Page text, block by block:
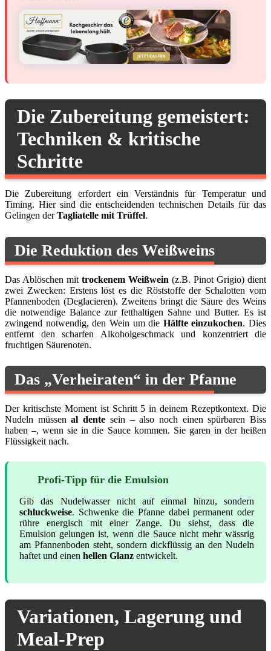
Die Zubereitung gemeistert:
Techniken & kritische
Schritte
Die Zubereitung erfordert ein Verständnis für Temperatur und
Timing. Hier sind die entscheidenden technischen Details für das
Gelingen derTagliatelle mit Trüffel.
Die Reduktion des Weißweins
Das Ablöschen mit trockenem Weißwein (z.B. Pinot Grigio) dient
zwei Zwecken: Erstens löst es die Röststoffe der Schalotten vom
Pfannenboden (Deglacieren). Zweitens bringt die Säure des Weins
die notwendige Balance zur fetthaltigen Sahne und Butter. Es ist
zwingend notwendig, den Wein um die Hälfte einzukochen. Dies
entfernt den scharfen Alkoholgeschmack und konzentriert die
fruchtigen Säurenoten.
Das „Verheiraten“ in der Pfanne
Der kritischste Moment ist Schritt 5 in deinem Rezeptkontext. Die
Nudeln müssenal dente sein – also noch einen spürbaren Biss
haben –, wenn sie in die Sauce kommen. Sie garen in der heißen
Flüssigkeit nach.
Profi-Tipp für die Emulsion
Gib das Nudelwasser nicht auf einmal hinzu, sondern
schluckweise. Schwenke die Pfanne dabei permanent oder
rühre energisch mit einer Zange. Du siehst, dass die
Emulsion gelungen ist, wenn die Sauce nicht mehr wässrig
am Pfannenboden steht, sondern dickflüssig an den Nudeln
haftet und einen hellen Glanz entwickelt.
Variationen, Lagerung und
Meal-Prep